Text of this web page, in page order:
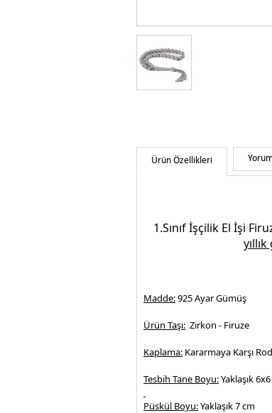
Ürün Özellikleri
1.Sınıf İşçilik El İşi
Madde:925 Ayar Gümüş
Ürün Taşı: Zirkon - Firuze
Kaplama: Kararmaya Karşı
Tesbih Tane Boyu:Yaklaşık
Püskül Boyu:Yaklaşık 7 cm